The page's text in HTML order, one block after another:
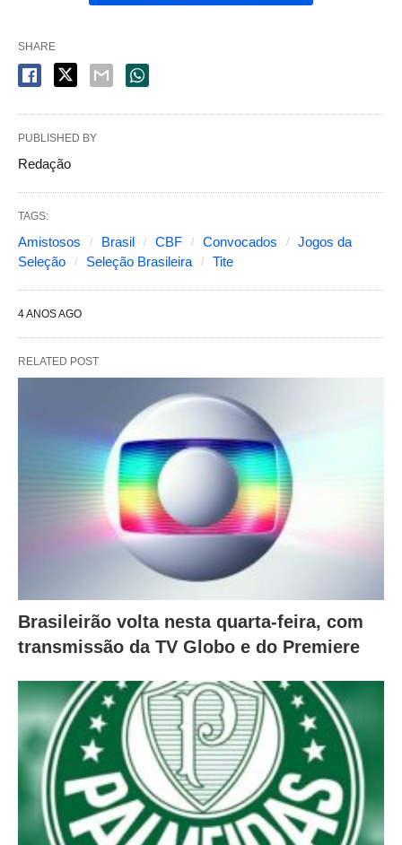
SHARE
PUBLISHED BY
Redação
TAGS:
Amistosos Brasil CBF Convocados
Jogos da
Seleção
Seleção Brasileira Tite
4 ANOS AGO
RELATED POST
Brasileirão volta nesta quarta-feira, com
transmissão da TV Globo e do Premiere